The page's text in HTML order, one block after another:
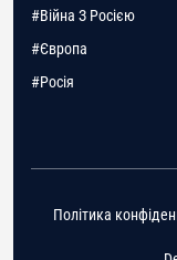
#Війна З Росією
#Європа
#Росія
Політика